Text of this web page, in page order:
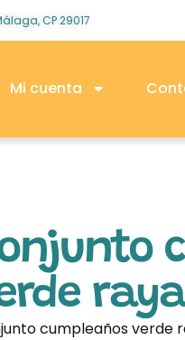
CP 29017
Mi cuenta
cumpleaños verde